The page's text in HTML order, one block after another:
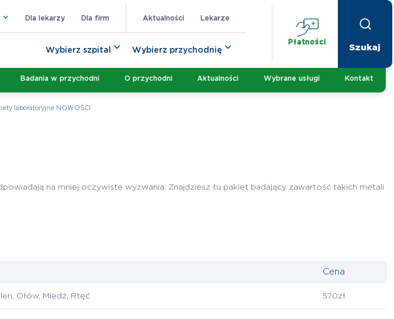
Dla lekarzy Dla firm Aktualności Lekarze
Płatności
Wybierz szpital Wybierz przychodnię
Badania w przychodni O przychodni Aktualności Wybrane usługi Kontakt
laboratoryjne NOWOŚCI
na mniej oczywiste wyzwania. Znajdziesz tu pakiet badający zawartość takich metali
Cena
Ołów, Miedź, Rtęć 570zł